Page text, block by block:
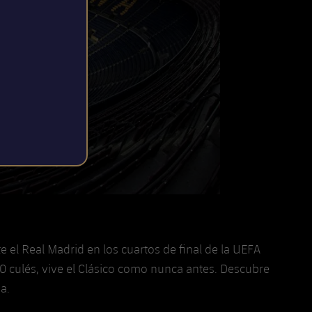
Real Madrid en los cuartos de final de la UEFA
vive el Clásico como nunca antes. Descubre